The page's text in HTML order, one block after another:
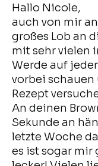
Hallo Nicole,
auch von mir
großes Lob an
mit sehr vielen
Werde auf
vorbei schauen
Rezept
An deinen
Sekunde an
letzte Woche
es ist sogar mir